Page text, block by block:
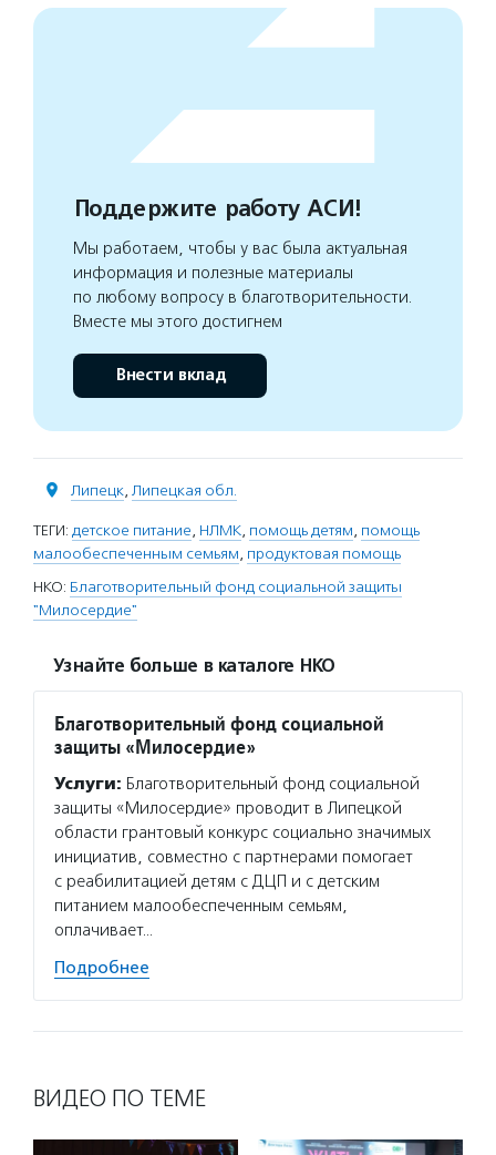
Поддержите работу АСИ!
Мы работаем, чтобы у вас была актуальная
информация и полезные материалы
по любому вопросу в благотворительности.
Вместе мы этого достигнем
Внести вклад
Липецк, Липецкая обл.
ТЕГИ: детское питание, НЛМК, помощь детям, помощь
малообеспеченным семьям, продуктовая помощь
НКО: Благотворительный фонд социальной защиты
"Милосердие"
Узнайте больше в каталоге НКО
Благотворительный фонд социальной
защиты «Милосердие»
Услуги: Благотворительный фонд социальной
защиты «Милосердие» проводит в Липецкой
области грантовый конкурс социально значимых
инициатив, совместно с партнерами помогает
с реабилитацией детям с ДЦП и с детским
питанием малообеспеченным семьям,
оплачивает…
Подробнее
ВИДЕО ПО ТЕМЕ